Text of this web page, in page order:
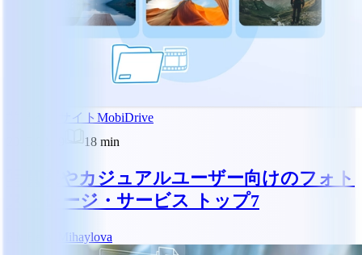
業界インサイト MobiDrive
18 min
写真家やカジュアルユーザー向けのフォト
ストレージ・サービス トップ7
Reny Mihaylova